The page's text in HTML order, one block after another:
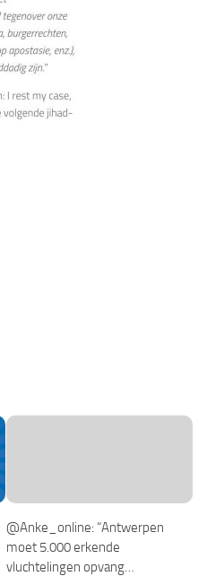
@Anke_online: “Antwerpen
moet 5.000 erkende
vluchtelingen opvang…